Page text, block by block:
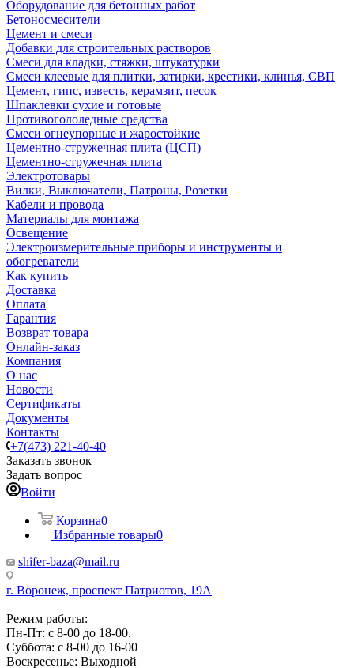
Оборудование для бетонных работ
Бетоносмесители
Цемент и смеси
Добавки для строительных растворов
Смеси для кладки, стяжки, штукатурки
Смеси клеевые для плитки, затирки, крестики, клинья, СВП
Цемент, гипс, известь, керамзит, песок
Шпаклевки сухие и готовые
Противогололедные средства
Смеси огнеупорные и жаростойкие
Цементно-стружечная плита (ЦСП)
Цементно-стружечная плита
Электротовары
Вилки, Выключатели, Патроны, Розетки
Кабели и провода
Материалы для монтажа
Освещение
Электроизмерительные приборы и инструменты и
обогреватели
Как купить
Доставка
Оплата
Гарантия
Возврат товара
Онлайн-заказ
Компания
О нас
Новости
Сертификаты
Документы
Контакты
+7(473) 221-40-40
Заказать звонок
Задать вопрос
Войти
Корзина0
Избранные товары0
shifer-baza@mail.ru
г. Воронеж, проспект Патриотов, 19А
Режим работы:
Пн-Пт: с 8-00 до 18-00.
Суббота: с 8-00 до 16-00
Воскресенье: Выходной